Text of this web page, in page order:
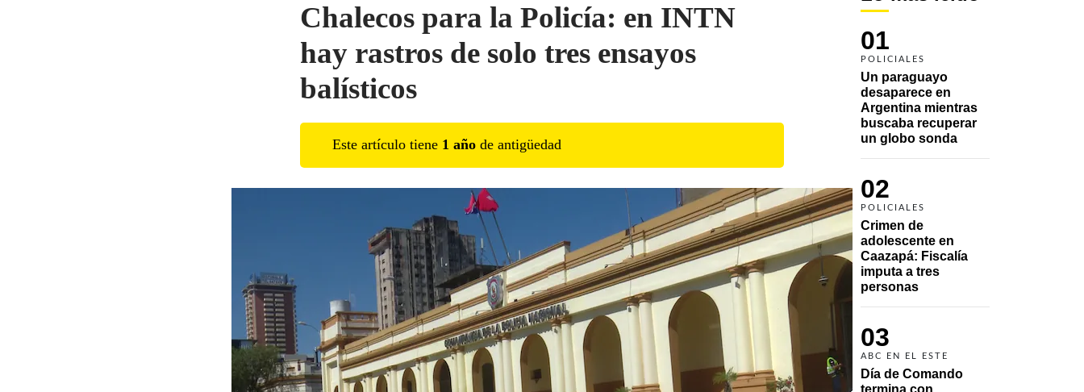
01
POLICIALES
Un paraguayo
desaparece en
Argentina mientras
buscaba recuperar
un globo sonda
02
POLICIALES
Crimen de
adolescente en
Caazapá: Fiscalía
imputa a tres
personas
03
ABC EN EL ESTE
Día de Comando
termina con
Chalecos para la Policía: en INTN
hay rastros de solo tres ensayos
balísticos
Este artículo tiene 1 año de antigüedad